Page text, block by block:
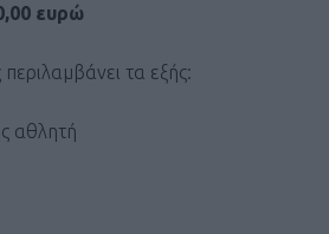
ευρώ
τα εξής:
αθλητή